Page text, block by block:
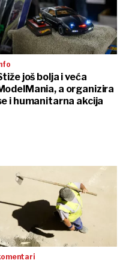
još bolja i veća
a organizira
i humanitarna akcija